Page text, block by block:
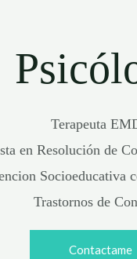
Terapeuta
en Resolución de
Socioeducativa
Trastornos de
Contactame